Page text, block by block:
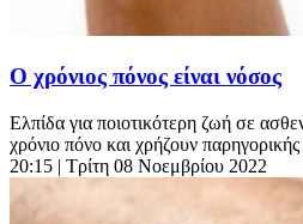
Ο χρόνιος πόνος είναι νόσος
Ελπίδα για ποιοτικότερη ζωή σε
χρόνιο πόνο και χρήζουν παρηγορικής
20:15 | Τρίτη 08 Νοεμβρίου 2022